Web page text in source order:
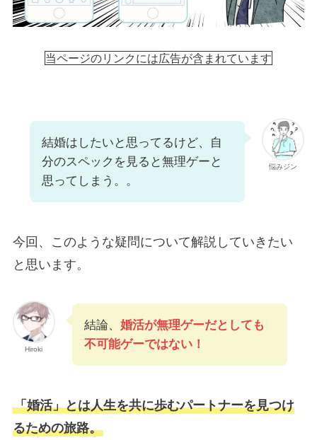
当ページのリンクには広告が含まれています
悩みジン
結婚はしたいと思ってるけど、自
分のスペックを見ると無理ゲーと
思ってしまう。。
今回、このような疑問について解説していきたい
と思います。
Hiroki
結論、 婚活が無理ゲーだとしても
不可能ゲーではない！
「婚活」とは人生を共に歩むパートナーを見つけ
るための旅路。